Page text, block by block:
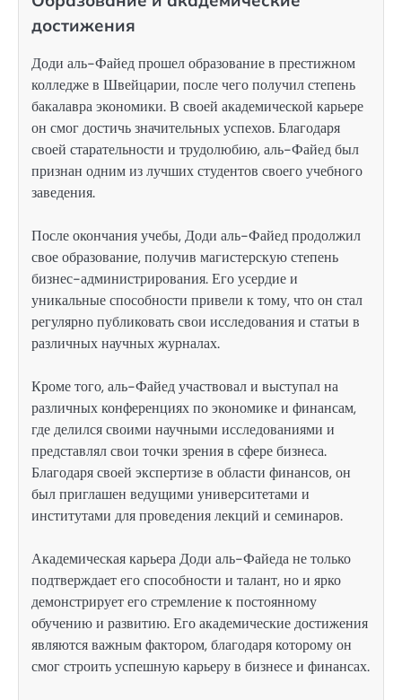
достижения
Доди аль-Файед прошел образование в престижном
колледже в Швейцарии, после чего получил степень
бакалавра экономики. В своей академической карьере
он смог достичь значительных успехов. Благодаря
своей старательности и трудолюбию, аль-Файед был
признан одним из лучших студентов своего учебного
заведения.
После окончания учебы, Доди аль-Файед продолжил
свое образование, получив магистерскую степень
бизнес-администрирования. Его усердие и
уникальные способности привели к тому, что он стал
регулярно публиковать свои исследования и статьи в
различных научных журналах.
Кроме того, аль-Файед участвовал и выступал на
различных конференциях по экономике и финансам,
где делился своими научными исследованиями и
представлял свои точки зрения в сфере бизнеса.
Благодаря своей экспертизе в области финансов, он
был приглашен ведущими университетами и
институтами для проведения лекций и семинаров.
Академическая карьера Доди аль-Файеда не только
подтверждает его способности и талант, но и ярко
демонстрирует его стремление к постоянному
обучению и развитию. Его академические достижения
являются важным фактором, благодаря которому он
смог строить успешную карьеру в бизнесе и финансах.